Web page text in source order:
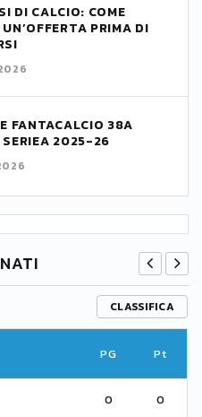
DI CALCIO: COME
PRIMA DI
FANTACALCIO 38A
SERIEA 2025-26
CLASSIFICA
PG Pt
0 0